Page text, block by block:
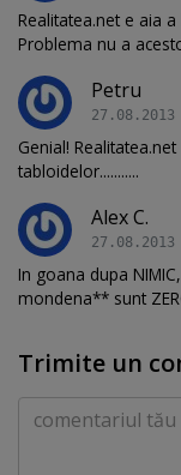
Realitatea.net e aia
Problema nu a
Petru
27.08.2013
Genial!
tabloidelor...........
Alex C.
27.08.2013
In goana dupa
mondena** sunt
Trimite un
Comentariu